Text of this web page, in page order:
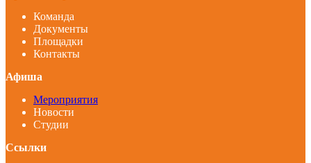
Команда
Документы
Площадки
Контакты
Афиша
Мероприятия
Новости
Студии
Ссылки